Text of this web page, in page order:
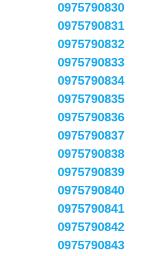
0975790830
0975790831
0975790832
0975790833
0975790834
0975790835
0975790836
0975790837
0975790838
0975790839
0975790840
0975790841
0975790842
0975790843